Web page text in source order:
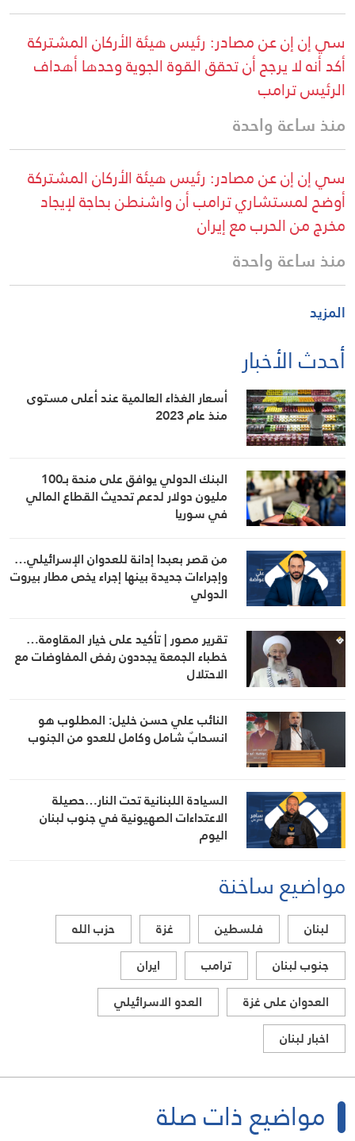
سي إن إن عن مصادر: رئيس هيئة الأركان المشتركة
أكد أنه لا يرجح أن تحقق القوة الجوية وحدها أهداف
الرئيس ترامب
منذ ساعة واحدة
سي إن إن عن مصادر: رئيس هيئة الأركان المشتركة
أوضح لمستشاري ترامب أن واشنطن بحاجة لإيجاد
مخرج من الحرب مع إيران
منذ ساعة واحدة
المزيد
أحدث الأخبار
أسعار الغذاء العالمية عند أعلى مستوى
منذ عام 2023
البنك الدولي يوافق على منحة بـ100
مليون دولار لدعم تحديث القطاع المالي
في سوريا
من قصر بعبدا إدانة للعدوان الإسرائيلي…
وإجراءات جديدة بينها إجراء يخص مطار بيروت
الدولي
تقرير مصور | تأكيد على خيار المقاومة…
خطباء الجمعة يجددون رفض المفاوضات مع
الاحتلال
النائب علي حسن خليل: المطلوب هو
انسحابٌ شامل وكامل للعدو من الجنوب
السيادة اللبنانية تحت النار…حصيلة
الاعتداءات الصهيونية في جنوب لبنان
اليوم
مواضيع ساخنة
لبنان فلسطين غزة
حزب الله
جنوب لبنان
ترامب
ايران
العدوان على غزة
العدو الاسرائيلي
اخبار لبنان
مواضيع ذات صلة